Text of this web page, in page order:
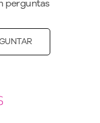
perguntas